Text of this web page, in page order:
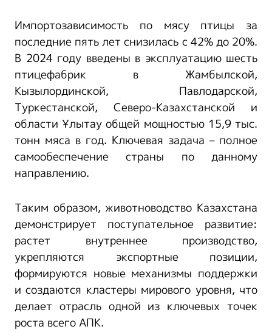
Импортозависимость по мясу птицы за
последние пять лет снизилась с 42% до 20%.
В 2024 году введены в эксплуатацию шесть
птицефабрик в Жамбылской,
Кызылординской, Павлодарской,
Туркестанской, Северо-Казахстанской и
области Ұлытау общей мощностью 15,9 тыс.
тонн мяса в год. Ключевая задача – полное
самообеспечение страны по данному
направлению.
Таким образом, животноводство Казахстана
демонстрирует поступательное развитие:
растет внутреннее производство,
укрепляются экспортные позиции,
формируются новые механизмы поддержки
и создаются кластеры мирового уровня, что
делает отрасль одной из ключевых точек
роста всего АПК.